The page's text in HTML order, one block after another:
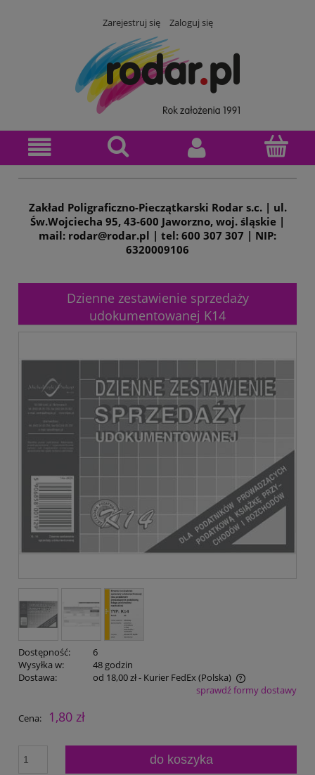
Zarejestruj się Zaloguj się
Zakład Poligraficzno-Pieczątkarski Rodar s.c. | ul.
Św.Wojciecha 95, 43-600 Jaworzno, woj. śląskie |
mail: rodar@rodar.pl | tel: 600 307 307 | NIP:
6320009106
Dzienne zestawienie sprzedaży
udokumentowanej K14
Dostępność:
6
Wysyłka w:
48 godzin
Dostawa:
od 18,00 zł- Kurier FedEx (Polska)
Cena nie zawiera ewentualnych kosztów płatnościsprawdź formy dostawy
Cena: 1,80 zł
do koszyka